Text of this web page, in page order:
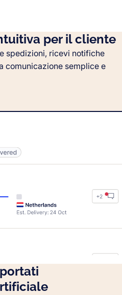
per il cliente
spedizioni, ricevi notifiche
comunicazione semplice e